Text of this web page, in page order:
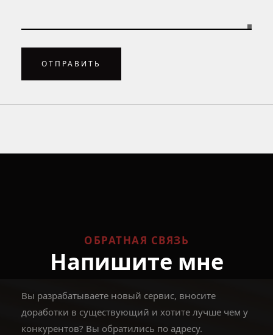
ОТПРАВИТЬ
ОБРАТНАЯ СВЯЗЬ
Напишите мне
Вы разрабатываете новый сервис, вносите
доработки в существующий и хотите лучше чем у
конкурентов? Вы обратились по адресу.